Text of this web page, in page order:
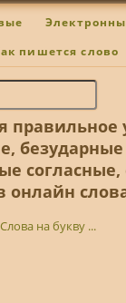
пишется слово
правильное
онлайн
Слова на букву ...